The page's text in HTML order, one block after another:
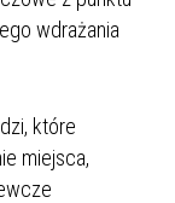
wdrażania
które
miejsca,